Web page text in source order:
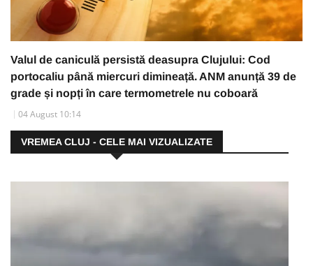
Valul de caniculă persistă deasupra Clujului: Cod
portocaliu până miercuri dimineață. ANM anunță 39 de
grade și nopți în care termometrele nu coboară
04 August 10:14
VREMEA CLUJ - CELE MAI VIZUALIZATE